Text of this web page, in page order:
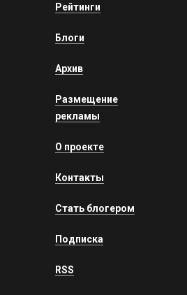
Рейтинги
Блоги
Архив
Размещение
рекламы
О проекте
Контакты
Стать блогером
Подписка
RSS